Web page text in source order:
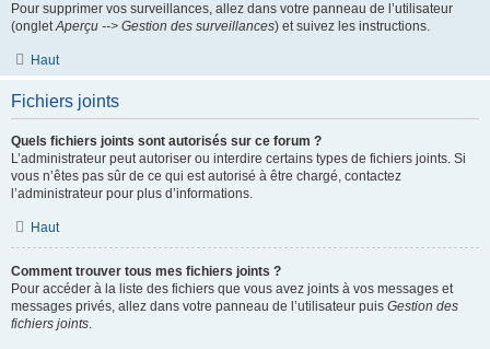
Pour supprimer vos surveillances, allez dans votre panneau de l’utilisateur
(ongletAperçu --> Gestion des surveillances) et suivez les instructions.
Haut
Fichiers joints
Quels fichiers joints sont autorisés sur ce forum ?
L’administrateur peut autoriser ou interdire certains types de fichiers joints. Si
vous n’êtes pas sûr de ce qui est autorisé à être chargé, contactez
l’administrateur pour plus d’informations.
Haut
Comment trouver tous mes fichiers joints ?
Pour accéder à la liste des fichiers que vous avez joints à vos messages et
messages privés, allez dans votre panneau de l’utilisateur puis Gestion des
fichiers joints.